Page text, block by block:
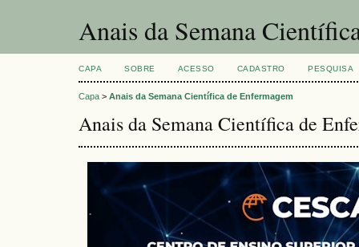
Anais da Semana
CAPA SOBRE ACESSO CADASTRO PESQUISA
Capa > Anais da Semana Científica de Enfermagem
Anais da Semana Científica de